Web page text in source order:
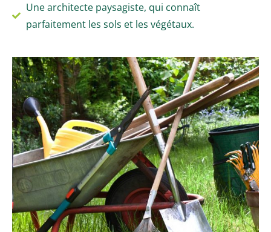
Une architecte paysagiste, qui connaît
parfaitement les sols et les végétaux.